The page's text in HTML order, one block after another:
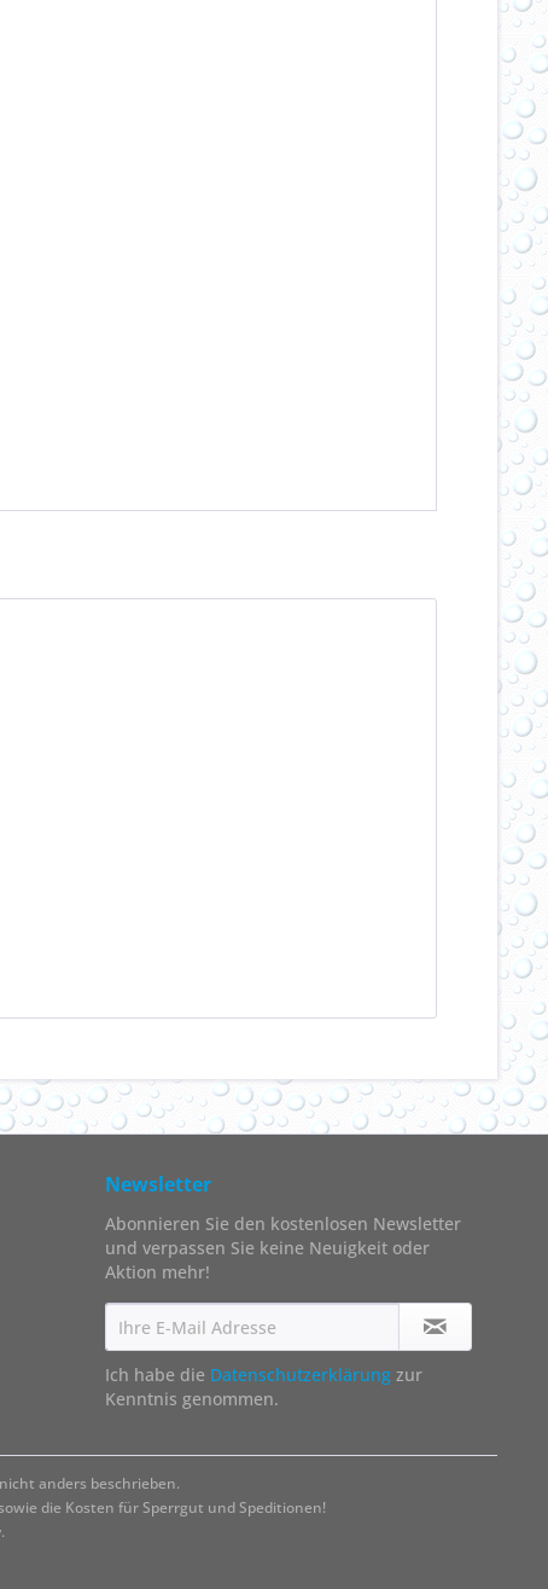
Newsletter
Abonnieren Sie den kostenlosen Newsletter
und verpassen Sie keine Neuigkeit oder
Aktion mehr!
Ich habe die Datenschutzerklärung zur
Kenntnis genommen.
anders beschrieben.
die Kosten für Sperrgut und Speditionen!